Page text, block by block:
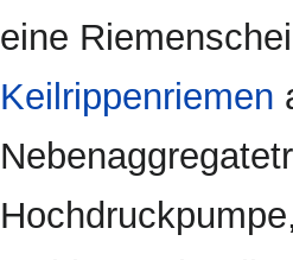
eine
Keilrippenriemen